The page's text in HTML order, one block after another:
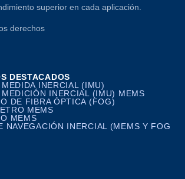
superior en cada aplicación.
derechos
DESTACADOS
INERCIAL (IMU)
INERCIAL (IMU) MEMS
DE FIBRA ÓPTICA (FOG)
MEMS
MEMS
NAVEGACIÓN INERCIAL (MEMS Y FOG